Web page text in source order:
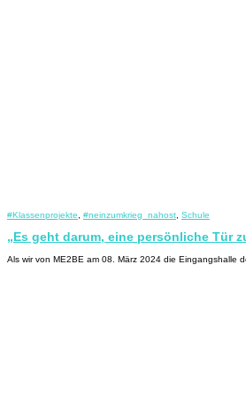
#Klassenprojekte #neinzumkrieg_nahost Schule
„Es geht darum, eine persönliche Tür
Als wir von ME2BE am 08. März 2024 die Eingangshalle